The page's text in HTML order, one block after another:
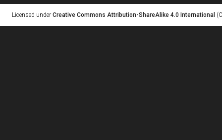
Licensed under Creative Commons Attribution-ShareAlike 4.0 International